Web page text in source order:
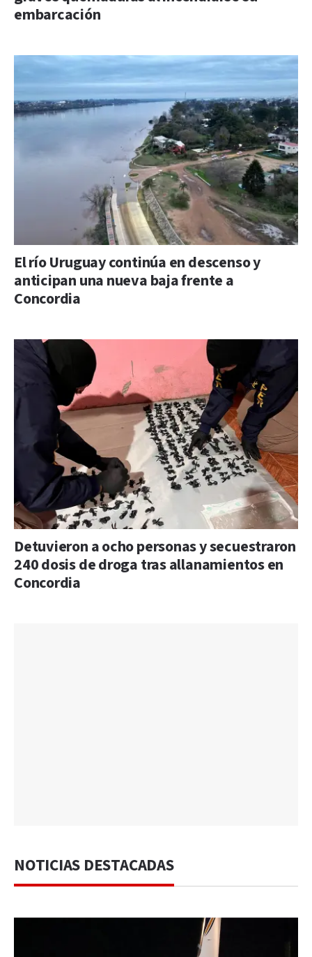
embarcación
El río Uruguay continúa en descenso y
anticipan una nueva baja frente a
Concordia
Detuvieron a ocho personas y secuestraron
240 dosis de droga tras allanamientos en
Concordia
NOTICIAS DESTACADAS